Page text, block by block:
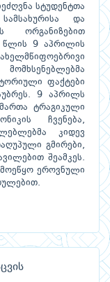
სტუდენტთა
და
ორგანიზებით
წლის 9 აპრილის
ფაქტები
9 აპრილს
ტრაგიკული
ჩვენება,
კიდევ
გმირები,
შეამკეს.
ეროვნული